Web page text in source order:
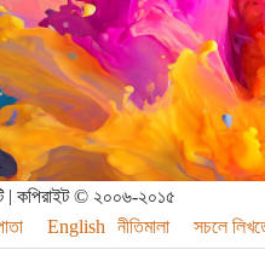
| কপিরাইট © ২০০৬-২০১৫
English নীতিমালা সচলে